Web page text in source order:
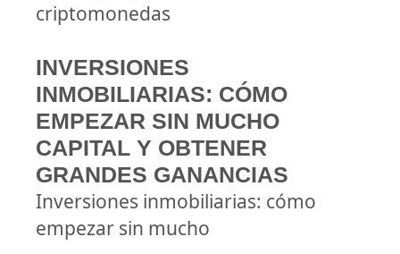
criptomonedas
INVERSIONES
INMOBILIARIAS: CÓMO
EMPEZAR SIN MUCHO
CAPITAL Y OBTENER
GRANDES GANANCIAS
Inversiones inmobiliarias: cómo
empezar sin mucho